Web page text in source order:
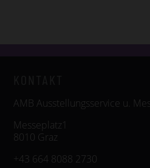
AMB Ausstellungsservice u.
Messeplatz1
8010 Graz
+43 664 8088 2730